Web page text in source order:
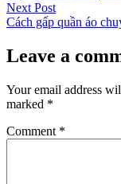
Next PostNext
post:
Cách gấp quần áo
Leave a
Your email address
marked *
Comment *